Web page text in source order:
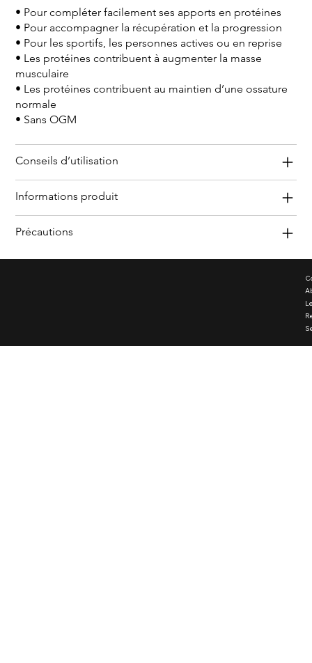
• Pour compléter facilement ses apports en protéines
• Pour accompagner la récupération et la progression
• Pour les sportifs, les personnes actives ou en reprise
• Les protéines contribuent à augmenter la masse
musculaire
• Les protéines contribuent au maintien d’une ossature
normale
• Sans OGM
Conseils d’utilisation
Informations produit
Précautions